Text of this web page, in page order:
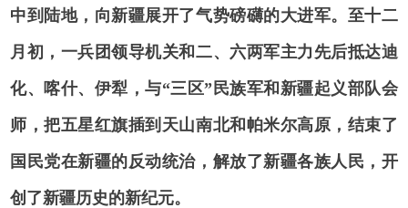
中到陆地，向新疆展开了气势磅礴的大进军。至十二
月初，一兵团领导机关和二、六两军主力先后抵达迪
化、喀什、伊犁，与“三区”民族军和新疆起义部队会
师，把五星红旗插到天山南北和帕米尔高原，结束了
国民党在新疆的反动统治，解放了新疆各族人民，开
创了新疆历史的新纪元。